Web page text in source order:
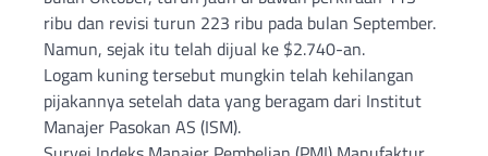
ribu dan revisi turun 223 ribu pada bulan September.
Namun, sejak itu telah dijual ke $2.740-an.
Logam kuning tersebut mungkin telah kehilangan
pijakannya setelah data yang beragam dari Institut
Manajer Pasokan AS (ISM).